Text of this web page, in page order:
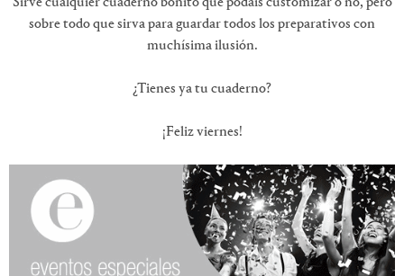
sobre todo que sirva para guardar todos los preparativos con
muchísima ilusión.
¿Tienes ya tu cuaderno?
¡Feliz viernes!